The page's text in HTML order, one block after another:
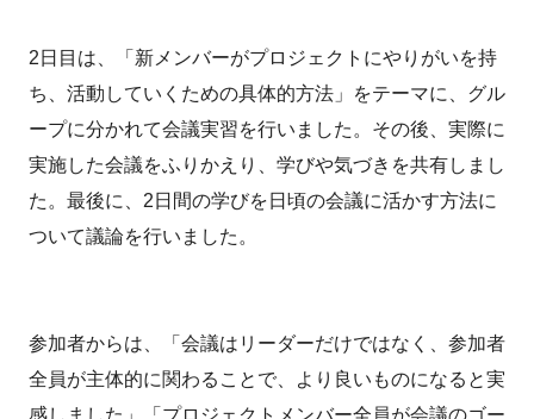
2日目は、「新メンバーがプロジェクトにやりがいを持
ち、活動していくための具体的方法」をテーマに、グル
ープに分かれて会議実習を行いました。その後、実際に
実施した会議をふりかえり、学びや気づきを共有しまし
た。最後に、2日間の学びを日頃の会議に活かす方法に
ついて議論を行いました。
参加者からは、「会議はリーダーだけではなく、参加者
全員が主体的に関わることで、より良いものになると実
感しました」「プロジェクトメンバー全員が会議のゴー